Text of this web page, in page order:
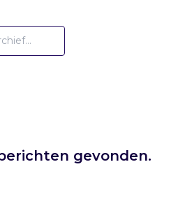
gevonden.